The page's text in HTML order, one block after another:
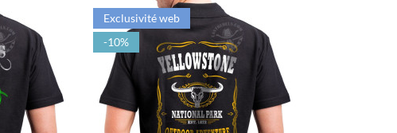
Exclusivité web
-10%